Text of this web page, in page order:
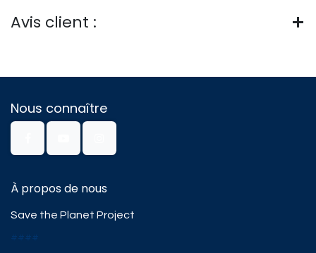
Avis client :
Nous connaître
À propos de nous
Save the Planet Project
####